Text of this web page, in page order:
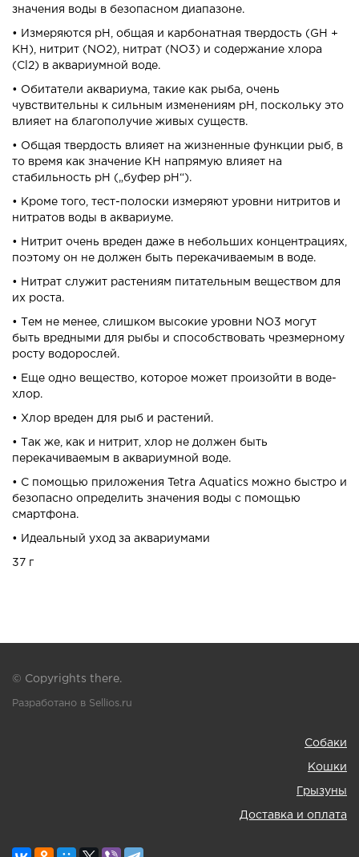
значения воды в безопасном диапазоне.
• Измеряются рН, общая и карбонатная твердость (GH +
KH), нитрит (NO2), нитрат (NO3) и содержание хлора
(Cl2) в аквариумной воде.
• Обитатели аквариума, такие как рыба, очень
чувствительны к сильным изменениям рН, поскольку это
влияет на благополучие живых существ.
• Общая твердость влияет на жизненные функции рыб, в
то время как значение KH напрямую влияет на
стабильность рН („буфер рН“).
• Кроме того, тест-полоски измеряют уровни нитритов и
нитратов воды в аквариуме.
• Нитрит очень вреден даже в небольших концентрациях,
поэтому он не должен быть перекачиваемым в воде.
• Нитрат служит растениям питательным веществом для
их роста.
• Тем не менее, слишком высокие уровни NO3 могут
быть вредными для рыбы и способствовать чрезмерному
росту водорослей.
• Еще одно вещество, которое может произойти в воде-
хлор.
• Хлор вреден для рыб и растений.
• Так же, как и нитрит, хлор не должен быть
перекачиваемым в аквариумной воде.
• С помощью приложения Tetra Aquatics можно быстро и
безопасно определить значения воды с помощью
смартфона.
• Идеальный уход за аквариумами
37 г
© Copyrights there.
Разработано в Sellios.ru
Собаки
Кошки
Грызуны
Доставка и оплата